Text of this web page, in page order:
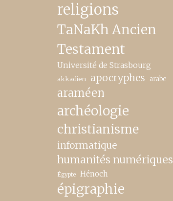
religions
TaNaKh Ancien
Testament
Université de Strasbourg
akkadien apocryphes arabe
araméen
archéologie
christianisme
informatique
humanités numériques
Égypte Hénoch
épigraphie